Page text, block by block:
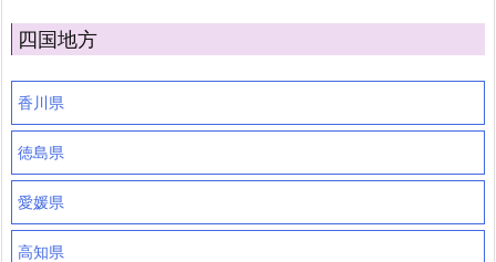
四国地方
香川県
徳島県
愛媛県
高知県